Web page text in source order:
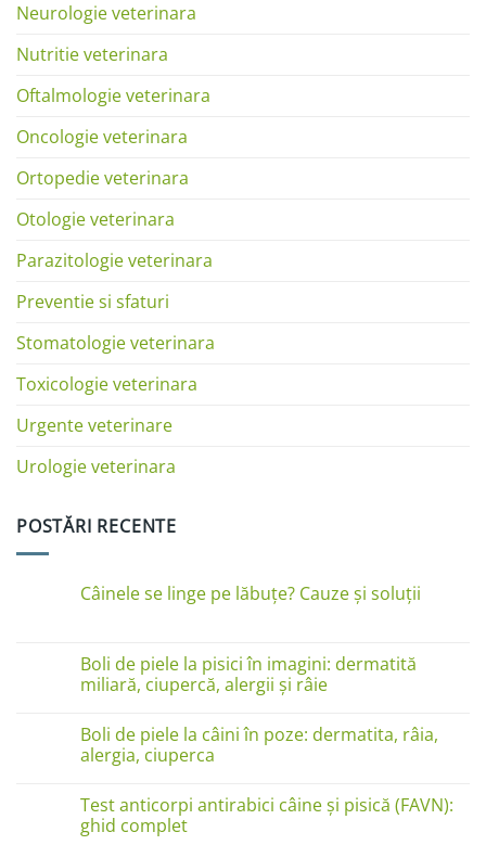
Neurologie veterinara
Nutritie veterinara
Oftalmologie veterinara
Oncologie veterinara
Ortopedie veterinara
Otologie veterinara
Parazitologie veterinara
Preventie si sfaturi
Stomatologie veterinara
Toxicologie veterinara
Urgente veterinare
Urologie veterinara
POSTĂRI RECENTE
Câinele se linge pe lăbuțe? Cauze și soluții
Câinele
se
linge
Cauze
și
soluții
Boli de piele la pisici în imagini: dermatită
miliară, ciupercă, alergii și râie
la
Boli
de
pisici
în
imagini:
Boli de piele la câini în poze: dermatita, râia,
alergia, ciuperca
Boli
de
Test anticorpi antirabici câine și pisică (FAVN):
ghid complet